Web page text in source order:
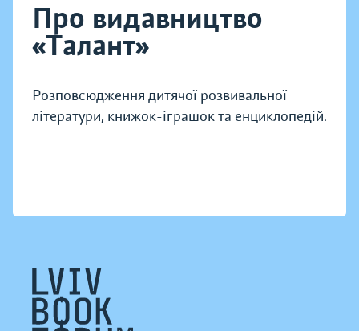
Про видавництво
«Талант»
Розповсюдження дитячої розвивальної
літератури, книжок-іграшок та енциклопедій.